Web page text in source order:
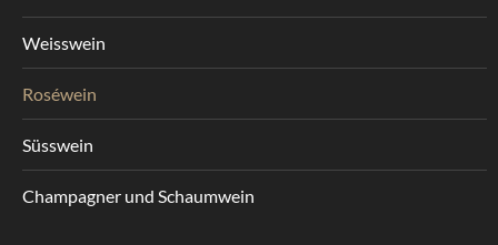
Weisswein
Roséwein
Süsswein
Champagner und Schaumwein